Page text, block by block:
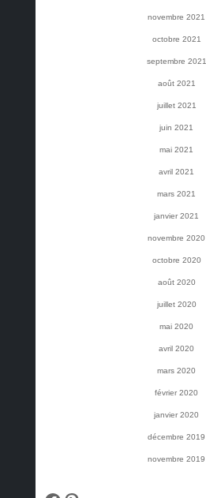
novembre 2021
octobre 2021
septembre 2021
août 2021
juillet 2021
juin 2021
mai 2021
avril 2021
mars 2021
janvier 2021
novembre 2020
octobre 2020
août 2020
juillet 2020
mai 2020
avril 2020
mars 2020
février 2020
janvier 2020
décembre 2019
novembre 2019